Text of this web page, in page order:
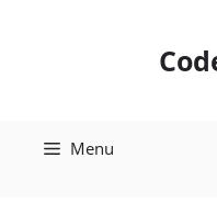
Menu